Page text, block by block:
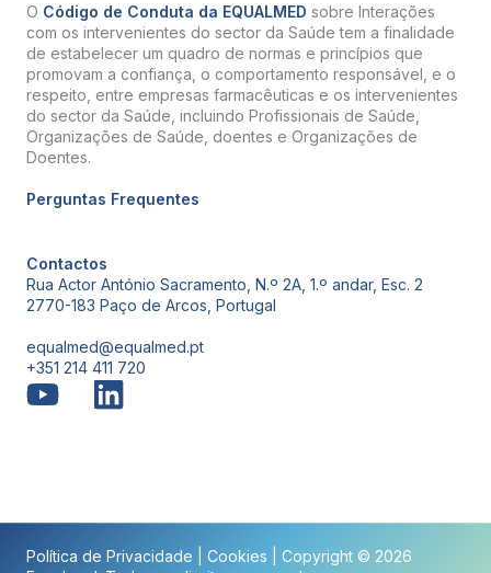
O Código de Conduta da EQUALMED sobre Interações
com os intervenientes do sector da Saúde tem a finalidade
de estabelecer um quadro de normas e princípios que
promovam a confiança, o comportamento responsável, e o
respeito, entre empresas farmacêuticas e os intervenientes
do sector da Saúde, incluindo Profissionais de Saúde,
Organizações de Saúde, doentes e Organizações de
Doentes.
Perguntas Frequentes
Contactos
Rua Actor António Sacramento, N.º 2A, 1.º andar, Esc. 2
2770-183 Paço de Arcos, Portugal
equalmed@equalmed.pt
+351 214 411 720
Política de Privacidade Cookies | Copyright © 2026